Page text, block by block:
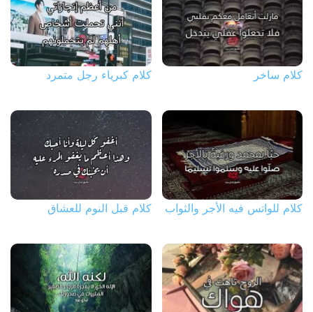
كلام ساخر كلام كبرياء رجل متمرد
كلام للواتس فيه الأجر والثواب كلام قبل النوم للعشاق